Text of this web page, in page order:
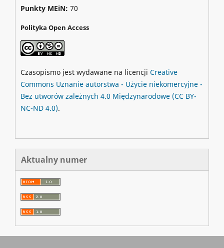
Punkty MEiN: 70
Polityka Open Access
Czasopismo jest wydawane na licencji Creative
Commons Uznanie autorstwa - Użycie niekomercyjne -
Bez utworów zależnych 4.0 Międzynarodowe (CC BY-
NC-ND 4.0).
Aktualny numer